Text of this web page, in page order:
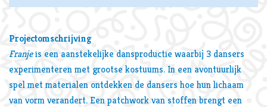
Projectomschrijving
Franjeis een aanstekelijke dansproductie waarbij 3 dansers
experimenteren met grootse kostuums. In een avontuurlijk
spel met materialen ontdekken de dansers hoe hun lichaam
van vorm verandert. Een patchwork van stoffen brengt een